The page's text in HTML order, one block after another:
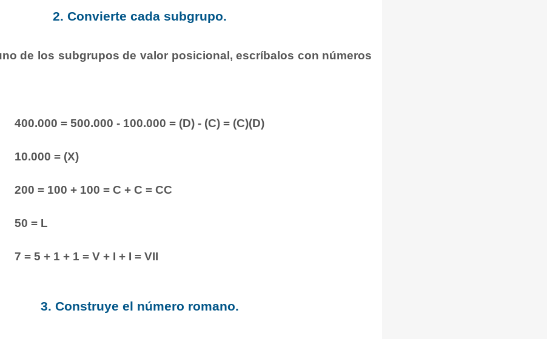
2. Convierte cada subgrupo.
de los subgrupos de valor posicional, escríbalos con números
400.000 = 500.000 - 100.000 = (D) - (C) = (C)(D)
10.000 = (X)
200 = 100 + 100 = C + C = CC
50 = L
7 = 5 + 1 + 1 = V + I + I = VII
3. Construye el número romano.